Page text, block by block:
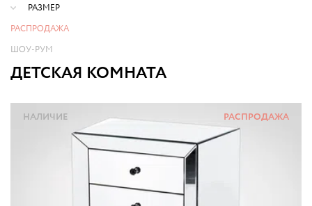
РАЗМЕР
РАСПРОДАЖА
ШОУ-РУМ
ДЕТСКАЯ КОМНАТА
РАСПРОДАЖА
НАЛИЧИЕ